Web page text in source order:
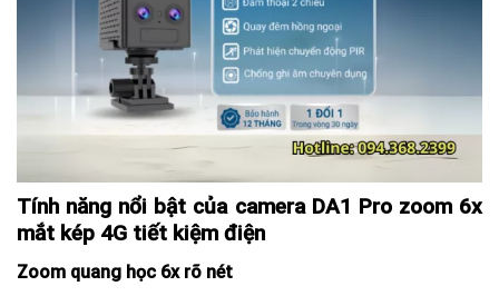
Tính năng nổi bật của camera DA1 Pro zoom 6x
mắt kép 4G tiết kiệm điện
Zoom quang học 6x rõ nét